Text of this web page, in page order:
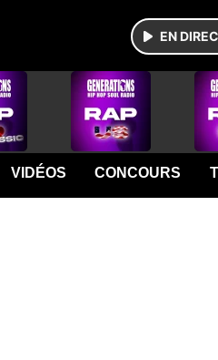
EN
VIDÉOS CONCOURS